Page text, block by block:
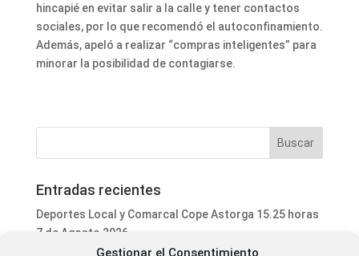
Gestionar el Consentimiento
hincapié en evitar salir a la calle y tener contactos
sociales, por lo que recomendó el autoconfinamiento.
Además, apeló a realizar “compras inteligentes” para
minorar la posibilidad de contagiarse.
Entradas recientes
Deportes Local y Comarcal Cope Astorga 15.25 horas
7 de Agosto 2026